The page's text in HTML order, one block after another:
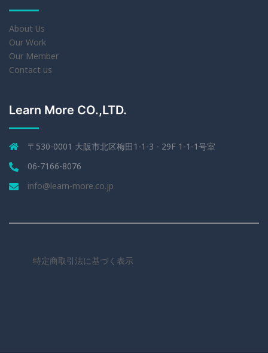
About Us
Our Work
Our Member
Contact us
Learn More CO.,LTD.
〒530-0001 大阪市北区梅田1-1-3 - 29F 1-1-1号室
06-7166-8076
info@learn-more.co.jp
特定商取引法に基づく表示